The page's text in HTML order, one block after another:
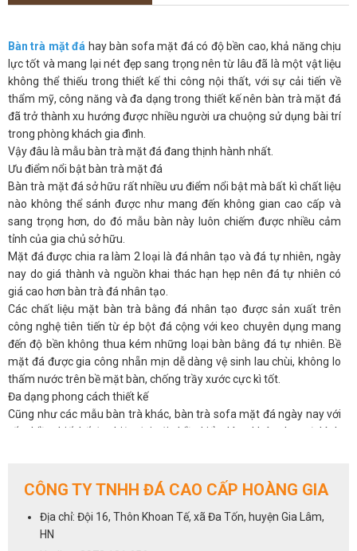
Bàn trà mặt đá hay bàn sofa mặt đá có độ bền cao, khả năng chịu
lực tốt và mang lại nét đẹp sang trọng nên từ lâu đã là một vật liệu
không thể thiếu trong thiết kế thi công nội thất, với sự cải tiến về
thẩm mỹ, công năng và đa dạng trong thiết kế nên bàn trà mặt đá
đã trở thành xu hướng được nhiều người ưa chuộng sử dụng bài trí
trong phòng khách gia đình.
Vậy đâu là mẫu bàn trà mặt đá đang thịnh hành nhất.
Ưu điểm nổi bật bàn trà mặt đá
Bàn trà mặt đá sở hữu rất nhiều ưu điểm nổi bật mà bất kì chất liệu
nào không thể sánh được như mang đến không gian cao cấp và
sang trọng hơn, do đó mẫu bàn này luôn chiếm được nhiều cảm
tỉnh của gia chủ sở hữu.
Mặt đá được chia ra làm 2 loại là đá nhân tạo và đá tự nhiên, ngày
nay do giá thành và nguồn khai thác hạn hẹp nên đá tự nhiên có
giá cao hơn bàn trà đá nhân tạo.
Các chất liệu mặt bàn trà bằng đá nhân tạo được sản xuất trên
công nghệ tiên tiến từ ép bột đá cộng với keo chuyên dụng mang
đến độ bền không thua kém những loại bàn bằng đá tự nhiên. Bề
mặt đá được gia công nhẵn mịn dễ dàng vệ sinh lau chùi, không lo
thấm nước trên bề mặt bàn, chống trầy xước cực kì tốt.
Đa dạng phong cách thiết kế
Cũng như các mẫu bàn trà khác, bàn trà sofa mặt đá ngày nay với
rất nhiều thiết kế đẹp hiện đại với nhiều kiểu dáng khác nhau từ hình
và dễ kết hợp cùng các mẫu ghế sofa gia đình.
cùng các loại chất liệu khác nhau tạo nên nét riêng và sự độc đáo
cho từng sản phẩm. Bàn mặt đá kết hợp với chân bàn gỗ mang đến
CÔNG TY TNHH ĐÁ CAO CẤP HOÀNG GIA
Địa chỉ: Đội 16, Thôn Khoan Tế, xã Đa Tốn, huyện Gia Lâm,
HN